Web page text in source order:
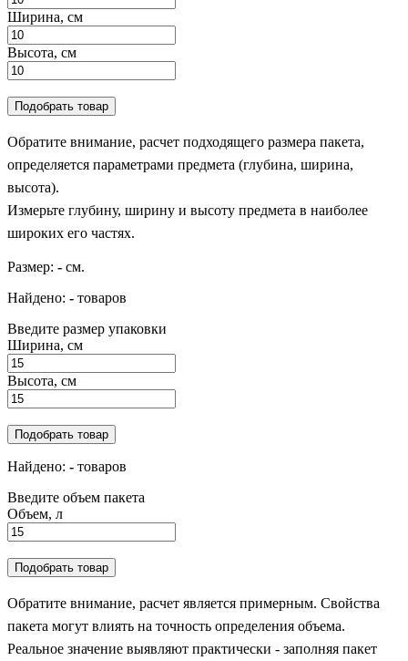
Ширина, см
Высота, см
Подобрать товар
Обратите внимание, расчет подходящего размера пакета,
определяется параметрами предмета (глубина, ширина,
высота).
Измерьте глубину, ширину и высоту предмета в наиболее
широких его частях.
Размер: - см.
Найдено: - товаров
Введите размер упаковки
Ширина, см
Высота, см
Подобрать товар
Найдено: - товаров
Введите объем пакета
Объем, л
Подобрать товар
Обратите внимание, расчет является примерным. Свойства
пакета могут влиять на точность определения объема.
Реальное значение выявляют практически - заполняя пакет